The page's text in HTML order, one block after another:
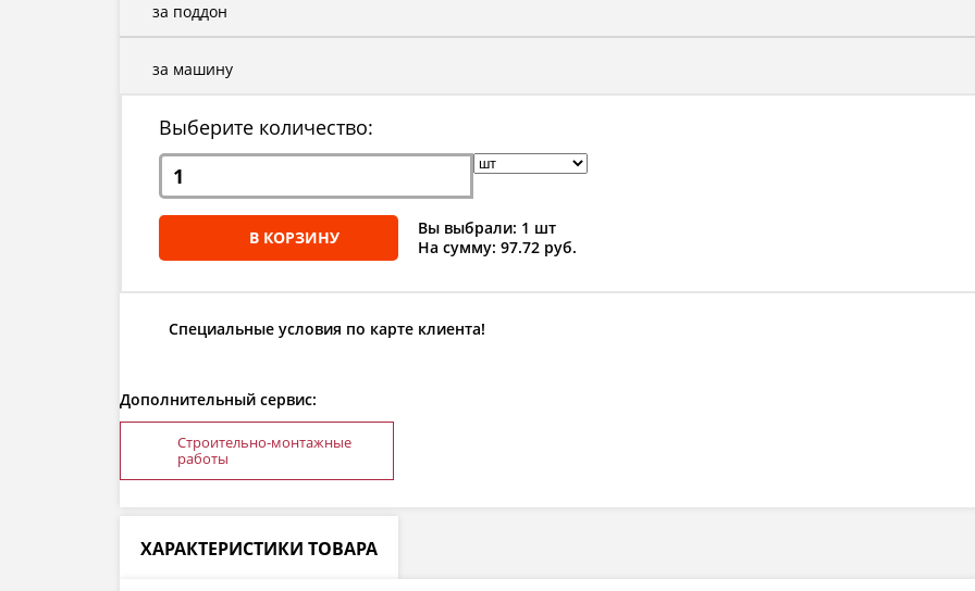
за поддон
за машину
Выберите количество:
В КОРЗИНУ
Вы выбрали: 1 шт
На сумму: 97.72 руб.
Специальные условия по карте клиента!
Дополнительный сервис:
Строительно-монтажные
работы
ХАРАКТЕРИСТИКИ ТОВАРА